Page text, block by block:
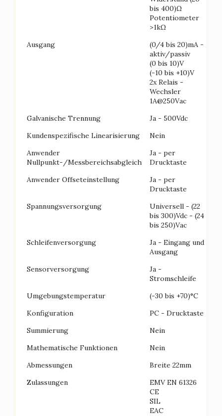
bis 400)Ω
Potentiometer
>1kΩ
Ausgang
(0/4 bis 20)mA -
aktiv/passiv
(0 bis 10)V
(-10 bis +10)V
2x Relais -
Wechsler
1A@250Vac
Galvanische Trennung
Ja - 500Vdc
Kundenspezifische Linearisierung
Nein
Anwender
Nullpunkt-/Messbereichsabgleich
Ja - per
Drucktaste
Anwender Offseteinstellung
Ja - per
Drucktaste
Spannungsversorgung
Universell - (22
bis 300)Vdc - (24
bis 250)Vac
Schleifenversorgung
Ja - Eingang und
Ausgang
Sensorversorgung
Ja -
Stromschleife
Umgebungstemperatur
(-30 bis +70)°C
Konfiguration
PC - Drucktaste
Summierung
Nein
Mathematische Funktionen
Nein
Abmessungen
Breite 22mm
Zulassungen
EMV EN 61326
CE
SIL
EAC